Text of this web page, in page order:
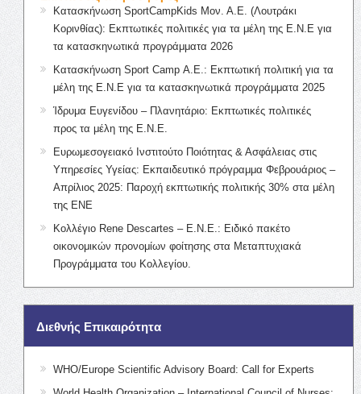
Κατασκήνωση SportCampKids Μον. Α.Ε. (Λουτράκι
Κορινθίας): Εκπτωτικές πολιτικές για τα μέλη της Ε.Ν.Ε για
τα κατασκηνωτικά προγράμματα 2026
Κατασκήνωση Sport Camp Α.Ε.: Εκπτωτική πολιτική για τα
μέλη της Ε.Ν.Ε για τα κατασκηνωτικά προγράμματα 2025
Ίδρυμα Ευγενίδου – Πλανητάριο: Εκπτωτικές πολιτικές
προς τα μέλη της Ε.Ν.Ε.
Ευρωμεσογειακό Ινστιτούτο Ποιότητας & Ασφάλειας στις
Υπηρεσίες Υγείας: Εκπαιδευτικό πρόγραμμα Φεβρουάριος –
Απρίλιος 2025: Παροχή εκπτωτικής πολιτικής 30% στα μέλη
της ΕΝΕ
Κολλέγιο Rene Descartes – Ε.Ν.Ε.: Ειδικό πακέτο
οικονομικών προνομίων φοίτησης στα Μεταπτυχιακά
Προγράμματα του Κολλεγίου.
Διεθνής Επικαιρότητα
WHO/Europe Scientific Advisory Board: Call for Experts